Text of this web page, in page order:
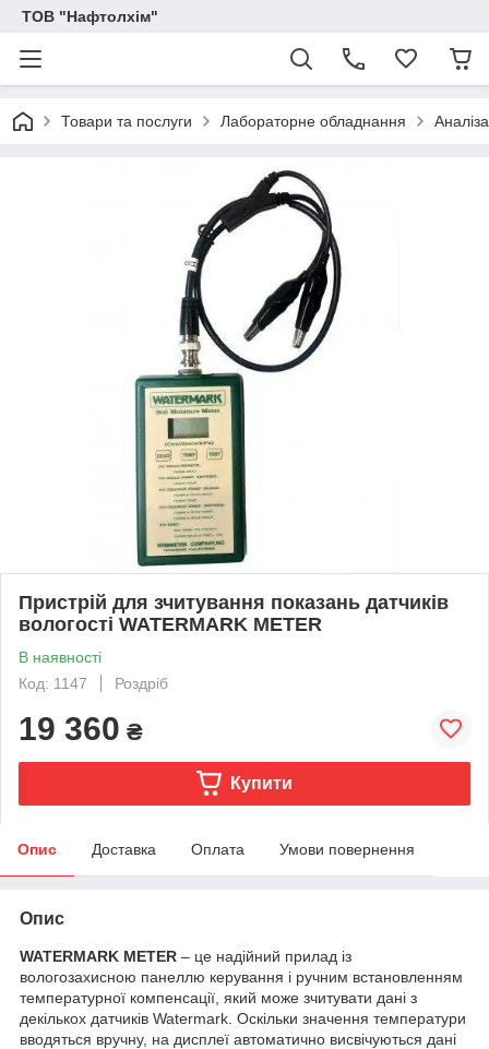
ТОВ "Нафтолхім"
Товари та послуги Лабораторне обладнання
Пристрій для зчитування показань датчиків
вологості WATERMARK METER
В наявності
Код: 1147
Роздріб
19 360 ₴
Купити
Опис Доставка Оплата Умови повернення
Опис
WATERMARK METER – це надійний прилад із
вологозахисною панеллю керування і ручним встановленням
температурної компенсації, який може зчитувати дані з
декількох датчиків Watermark. Оскільки значення температури
вводяться вручну, на дисплеї автоматично висвічуються дані